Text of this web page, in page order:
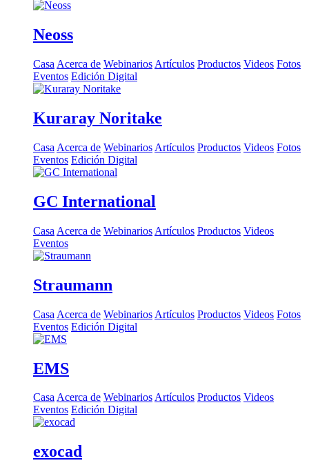
Neoss
Casa Acerca de Webinarios Artículos Productos Videos Fotos
Eventos Edición Digital
Kuraray Noritake
Casa Acerca de Webinarios Artículos Productos Videos Fotos
Eventos Edición Digital
GC International
Casa Acerca de Webinarios Artículos Productos Videos
Eventos
Straumann
Casa Acerca de Webinarios Artículos Productos Videos Fotos
Eventos Edición Digital
EMS
CasaAcerca de WebinariosArtículos Productos Videos
Eventos Edición Digital
exocad